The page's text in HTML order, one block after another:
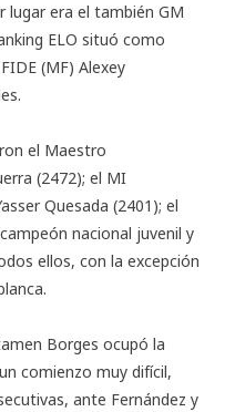
lugar era el también GM
ELO situó como
(MF) Alexey
el Maestro
(2472); el MI
Quesada (2401); el
nacional juvenil y
ellos, con la excepción
Borges ocupó la
comienzo muy difícil,
ante Fernández y